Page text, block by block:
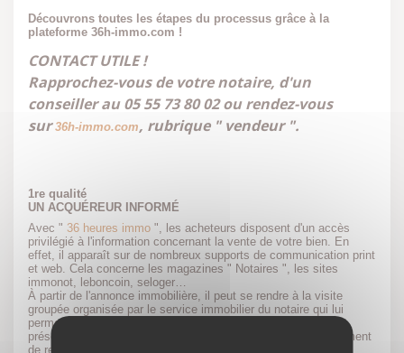
Découvrons toutes les étapes du processus grâce à la
plateforme 36h-immo.com !
CONTACT UTILE !
Rapprochez-vous de votre notaire, d'un
conseiller au 05 55 73 80 02 ou rendez-vous
sur36h-immo.com, rubrique " vendeur ".
1re qualité
UN ACQUÉREUR INFORMÉ
Avec " 36 heures immo ", les acheteurs disposent d'un accès
privilégié à l'information concernant la vente de votre bien. En
effet, il apparaît sur de nombreux supports de communication print
et web. Cela concerne les magazines " Notaires ", les sites
immonot, leboncoin, seloger…
À partir de l'annonce immobilière, il peut se rendre à la visite
groupée organisée par le service immobilier du notaire qui lui
permet de découvrir votre bien en détail. Une occasion de
présenter votre maison ou appartement en évitant le désagrément
de recevoir successivement les acquéreurs.